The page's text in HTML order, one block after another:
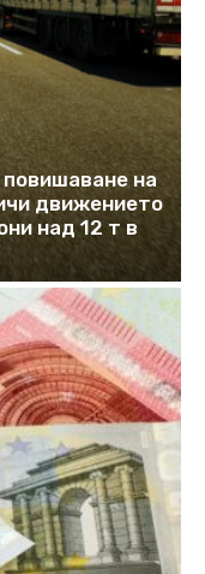
повишаване на
движението
над 12 т в